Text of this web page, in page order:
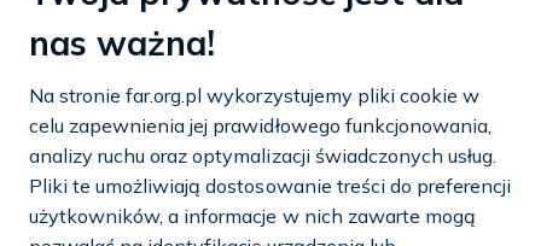
22 858 26 39
tel.:22 642 22 91
e-mail:info@far.org.pl
Dostosuj cookies
nas ważna!
Na stronie far.org.pl wykorzystujemy pliki cookie w
celu zapewnienia jej prawidłowego funkcjonowania,
analizy ruchu oraz optymalizacji świadczonych usług.
Pliki te umożliwiają dostosowanie treści do preferencji
użytkowników, a informacje w nich zawarte mogą